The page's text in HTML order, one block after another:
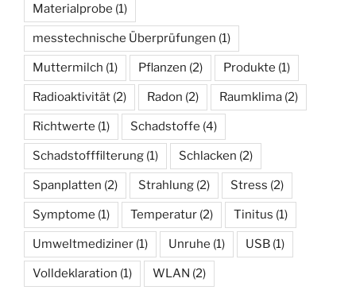
Materialprobe (1)
messtechnische Überprüfungen (1)
Muttermilch (1) Pflanzen (2) Produkte (1)
Radioaktivität (2) Radon (2) Raumklima (2)
Richtwerte (1) Schadstoffe (4)
Schadstofffilterung (1) Schlacken (2)
Spanplatten (2) Strahlung (2) Stress (2)
Symptome (1) Temperatur (2) Tinitus (1)
Umweltmediziner (1) Unruhe (1) USB (1)
Volldeklaration (1) WLAN (2)